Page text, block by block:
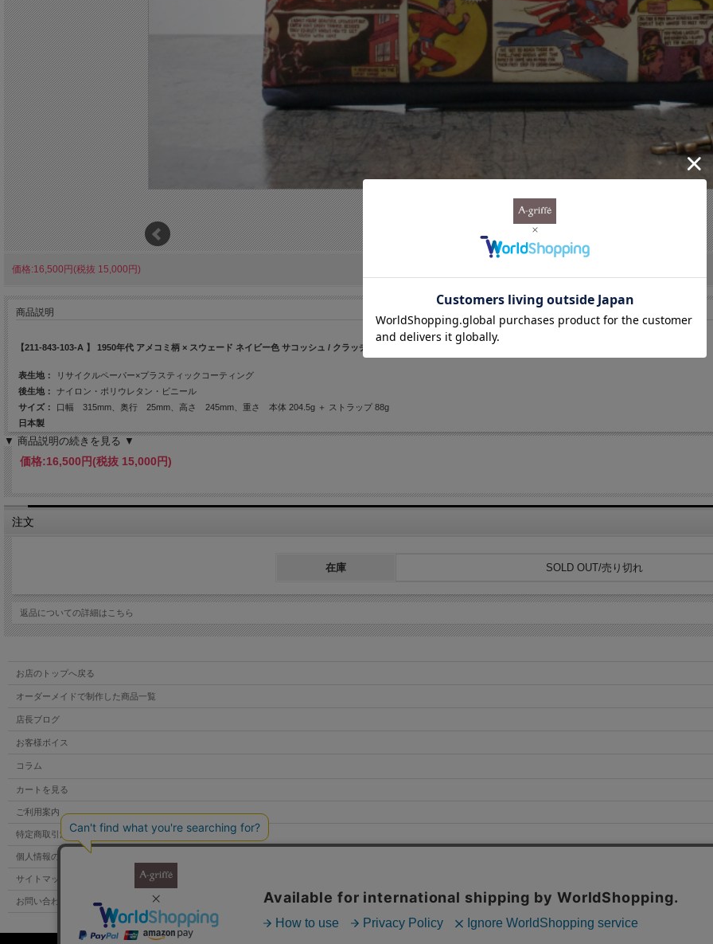
価格:16,500円(税抜 15,000円)
商品説明
【211-843-103-A 】 1950年代 アメコミ柄 × スウェード ネイビー色 サコッシュ / クラッチ L サイズ 【 A柄 】
表生地：
リサイクルペーパー×プラスティックコーティング
後生地：
ナイロン・ポリウレタン・ビニール
サイズ：
口幅 315mm、奥行 25mm、高さ 245mm、重さ 本体 204.5g ＋ ストラップ 88g
日本製
※ スタイル詳細は写真をスライドしてご覧ください
サコッシュ / クラッチ L サイズ 【 A柄 】 です
手で切り出していますので 柄の出方が１つひとつ 若干異なります
▼ 商品説明の続きを見る ▼
価格:16,500円(税抜 15,000円)
注文
在庫 SOLD OUT/売り切れ
返品についての詳細はこちら
お店のトップへ戻る
オーダーメイドで制作した商品一覧
店長ブログ
お客様ボイス
コラム
カートを見る
ご利用案内
特定商取引法表示
個人情報の取扱い
サイトマップ
お問い合わせ